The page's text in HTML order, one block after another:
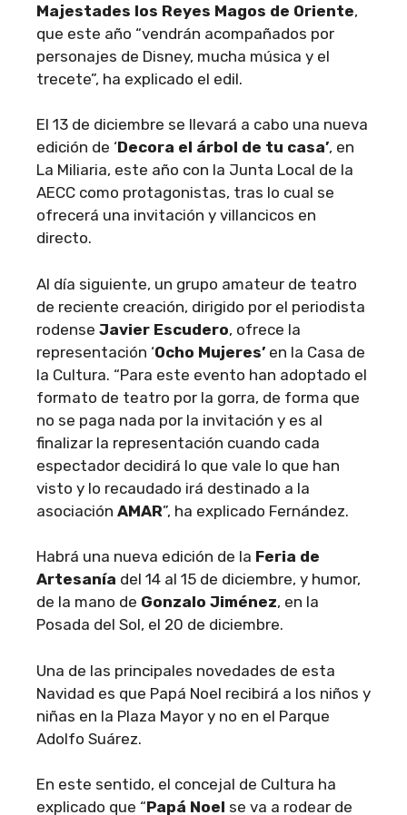
Majestades los Reyes Magos de Oriente,
que este año “vendrán acompañados por
personajes de Disney, mucha música y el
trecete”, ha explicado el edil.
El 13 de diciembre se llevará a cabo una nueva
edición de ‘Decora el árbol de tu casa’, en
La Miliaria, este año con la Junta Local de la
AECC como protagonistas, tras lo cual se
ofrecerá una invitación y villancicos en
directo.
Al día siguiente, un grupo amateur de teatro
de reciente creación, dirigido por el periodista
rodense Javier Escudero, ofrece la
representación ‘Ocho Mujeres’ en la Casa de
la Cultura. “Para este evento han adoptado el
formato de teatro por la gorra, de forma que
no se paga nada por la invitación y es al
finalizar la representación cuando cada
espectador decidirá lo que vale lo que han
visto y lo recaudado irá destinado a la
asociación AMAR”, ha explicado Fernández.
Habrá una nueva edición de la Feria de
Artesanía del 14 al 15 de diciembre, y humor,
de la mano de Gonzalo Jiménez, en la
Posada del Sol, el 20 de diciembre.
Una de las principales novedades de esta
Navidad es que Papá Noel recibirá a los niños y
niñas en la Plaza Mayor y no en el Parque
Adolfo Suárez.
En este sentido, el concejal de Cultura ha
explicado que “Papá Noel se va a rodear de